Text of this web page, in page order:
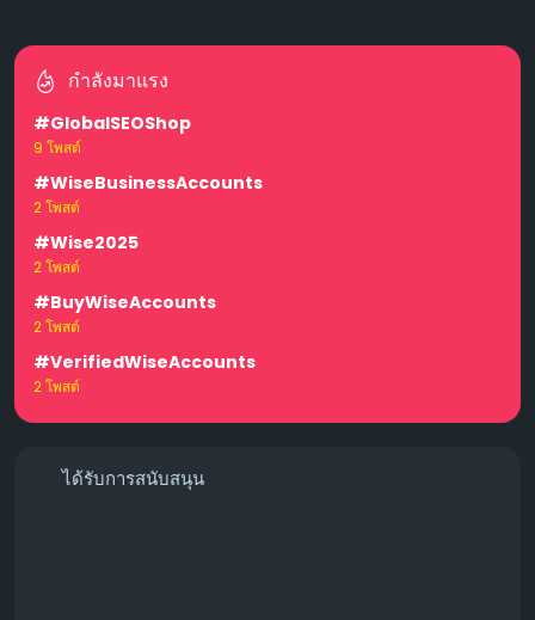
กำลังมาแรง
#GlobalSEOShop
9 โพสต์
#WiseBusinessAccounts
2 โพสต์
#Wise2025
2 โพสต์
#BuyWiseAccounts
2 โพสต์
#VerifiedWiseAccounts
2 โพสต์
ได้รับการสนับสนุน